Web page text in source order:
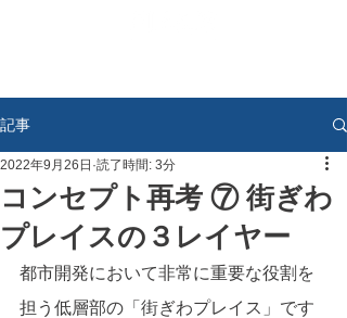
記事
コンセプト再考 ⑦ 街ぎわ
プレイスの３レイヤー
2022年9月26日 読了時間: 3分
都市開発において非常に重要な役割を
担う低層部の「街ぎわプレイス」です